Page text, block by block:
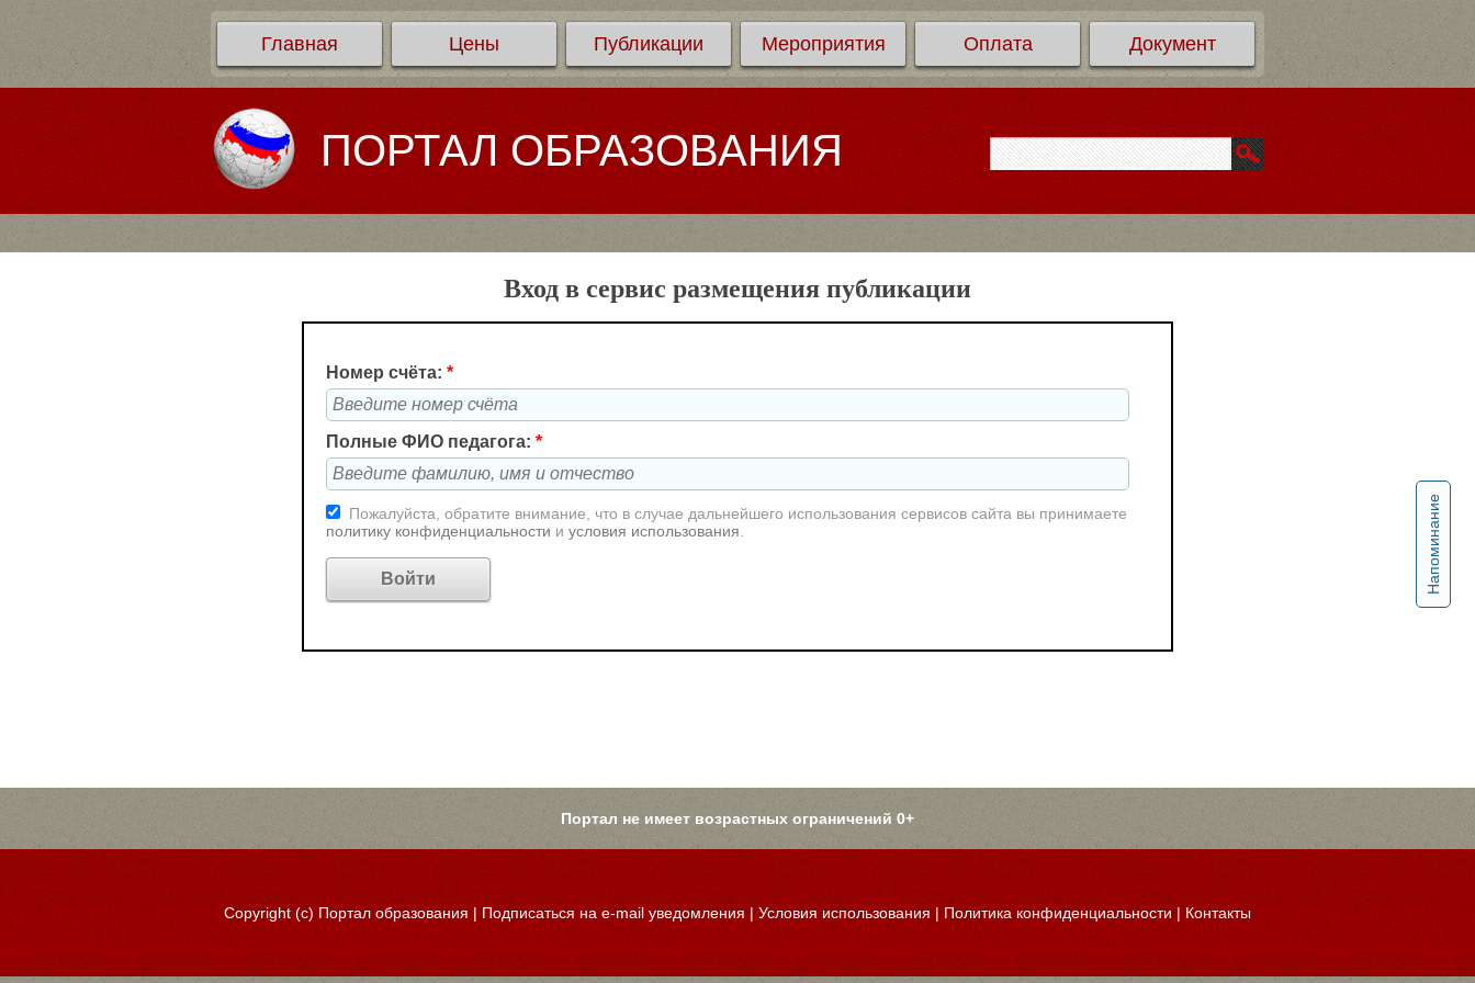
Главная Цены Публикации Мероприятия Оплата Документ
ПОРТАЛ ОБРАЗОВАНИЯ
Напоминание
Вход в сервис размещения публикации
Номер счёта: *
Полные ФИО педагога: *
Пожалуйста, обратите внимание, что в случае дальнейшего использования сервисов сайта вы принимаете
политику конфиденциальности и условия использования
Портал не имеет возрастных ограничений 0+
Copyright (c) Портал образования | Подписаться на e-mail уведомления |Условия использования | Политика конфиденциальности| Контакты